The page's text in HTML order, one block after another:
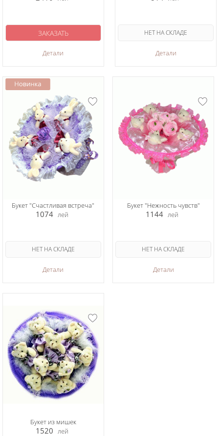
Детали
ЗАКАЗАТЬ
Детали
НЕТ НА СКЛАДЕ
Букет "Счастливая встреча"
1074 лей
Детали
НЕТ НА СКЛАДЕ
Букет "Нежность чувств"
1144 лей
Детали
НЕТ НА СКЛАДЕ
Букет из мишек
1520 лей